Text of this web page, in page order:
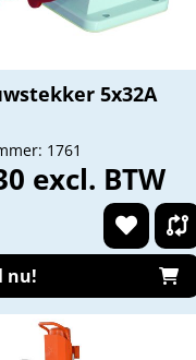
5x32A
1761
excl. BTW
nu!